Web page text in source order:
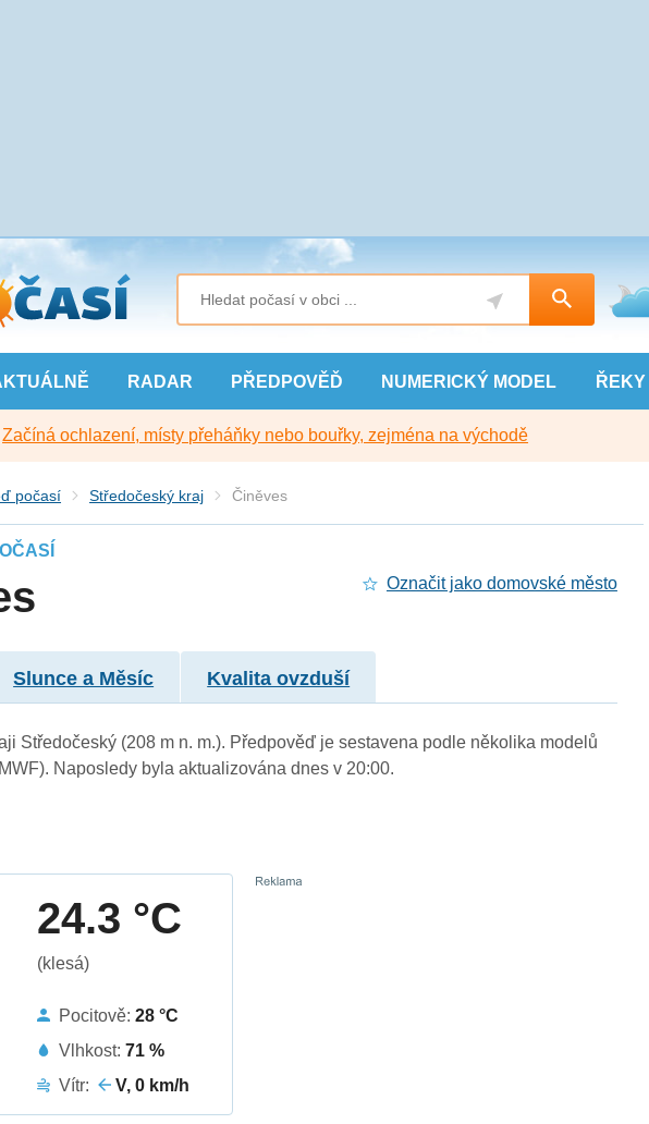
RADAR PŘEDPOVĚĎ NUMERICKÝ MODEL ŘEKY
Začíná ochlazení, místy přeháňky nebo bouřky, zejména na východě
počasí Středočeský kraj Činěves
Označit jako domovské město
Slunce a Měsíc Kvalita ovzduší
Středočeský (208 m n. m.). Předpověď je sestavena podle několika modelů
Naposledy byla aktualizována dnes v 20:00.
24.3 °C
(klesá)
Pocitově:28 °C
Vlhkost:71 %
Vítr:
V, 0 km/h